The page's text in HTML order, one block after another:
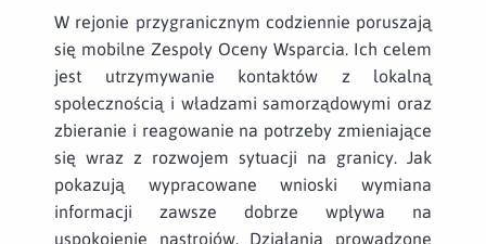
W rejonie przygranicznym codziennie poruszają
się mobilne Zespoły Oceny Wsparcia. Ich celem
jest utrzymywanie kontaktów z lokalną
społecznością i władzami samorządowymi oraz
zbieranie i reagowanie na potrzeby zmieniające
się wraz z rozwojem sytuacji na granicy. Jak
pokazują wypracowane wnioski wymiana
informacji zawsze dobrze wpływa na
uspokojenie nastrojów. Działania prowadzone